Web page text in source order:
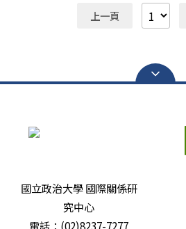
政策與寬鬆貨幣政策，並嘗試擴大
旅、體育與銀髮經濟等服務型消費
由投資導向轉向投資與內需並重。 在外交議題方面，陳
至潔表示此次兩會的外事論述整
係方面，雙方雖仍處於戰略競爭格
結構因素制約，例如西方國家對中
軸：一是強化臺灣社會對中國的認
融合。此次兩會涉臺表述大致延續
現重大調整，但中共仍將透過各項
辦「中共解放軍高層人事震盪與對
會，邀請多位專家學者就相關發展
括本校政治學系、東亞研究所特聘
究員寇健文、東亞研究所名譽教
交流與討論。 寇健文首先從宏觀脈絡解析近年針對解放
軍將領的人事清洗，指出其影響幅
大因素。前者多涉及貪污腐敗問題
部將領，乃至軍工產業高階經理人
的利益網絡，成為貪腐溫床；後者
上一頁
國立政治大學 國際關係研
究中心
電話：(02)8237-7277